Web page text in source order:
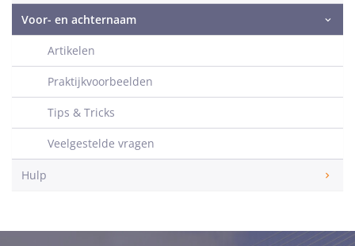
Voor- en achternaam
Artikelen
Praktijkvoorbeelden
Tips & Tricks
Veelgestelde vragen
Hulp